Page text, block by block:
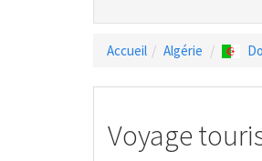
Accueil Algérie
Voyage